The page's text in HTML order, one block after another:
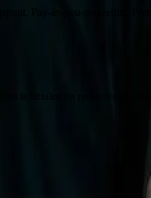
Pay-as-you-go credits.
te betalen en projecten te